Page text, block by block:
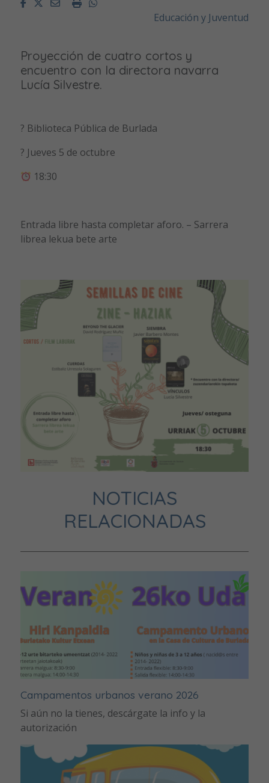
Educación y Juventud
Proyección de cuatro cortos y
encuentro con la directora navarra
Lucía Silvestre.
? Biblioteca Pública de Burlada
? Jueves 5 de octubre
18:30
Entrada libre hasta completar aforo. – Sarrera
librea lekua bete arte
NOTICIAS
RELACIONADAS
Campamentos urbanos verano 2026
Si aún no la tienes, descárgate la info y la
autorización